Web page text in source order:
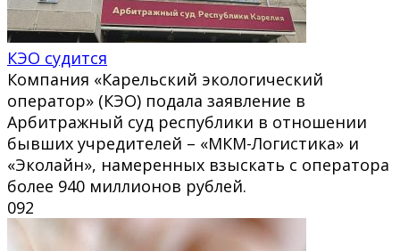
КЭО судится
Компания «Карельский экологический
оператор» (КЭО) подала заявление в
Арбитражный суд республики в отношении
бывших учредителей – «МКМ-Логистика» и
«Эколайн», намеренных взыскать с оператора
более 940 миллионов рублей.
092